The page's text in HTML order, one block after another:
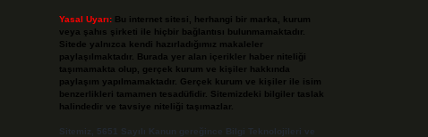
Yasal Uyarı: Bu internet sitesi, herhangi bir marka, kurum
veya şahıs şirketi ile hiçbir bağlantısı bulunmamaktadır.
Sitede yalnızca kendi hazırladığımız makaleler
paylaşılmaktadır. Burada yer alan içerikler haber niteliği
taşımamakta olup, gerçek kurum ve kişiler hakkında
paylaşım yapılmamaktadır. Gerçek kurum ve kişiler ile isim
benzerlikleri tamamen tesadüfidir. Sitemizdeki bilgiler taslak
halindedir ve tavsiye niteliği taşımazlar.
Sitemiz, 5651 Sayılı Kanun gereğince Bilgi Teknolojileri ve